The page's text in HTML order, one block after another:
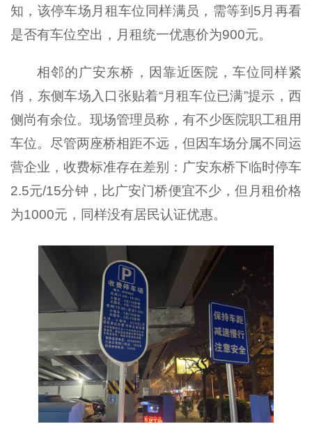
知，该停车场月租车位同样满员，需等到5月再看
是否有车位空出，月租统一优惠价为900元。
相邻的广安东桥，因靠近医院，车位同样紧
俏，东侧车场入口张贴着“月租车位已满”提示，西
侧尚有余位。现场管理员称，有不少医院职工租用
车位。尽管两座桥相距不远，但因车场分属不同运
营企业，收费标准存在差别：广安东桥下临时停车
2.5元/15分钟，比广安门桥便宜不少，但月租价格
为1000元，同样没有居民认证优惠。